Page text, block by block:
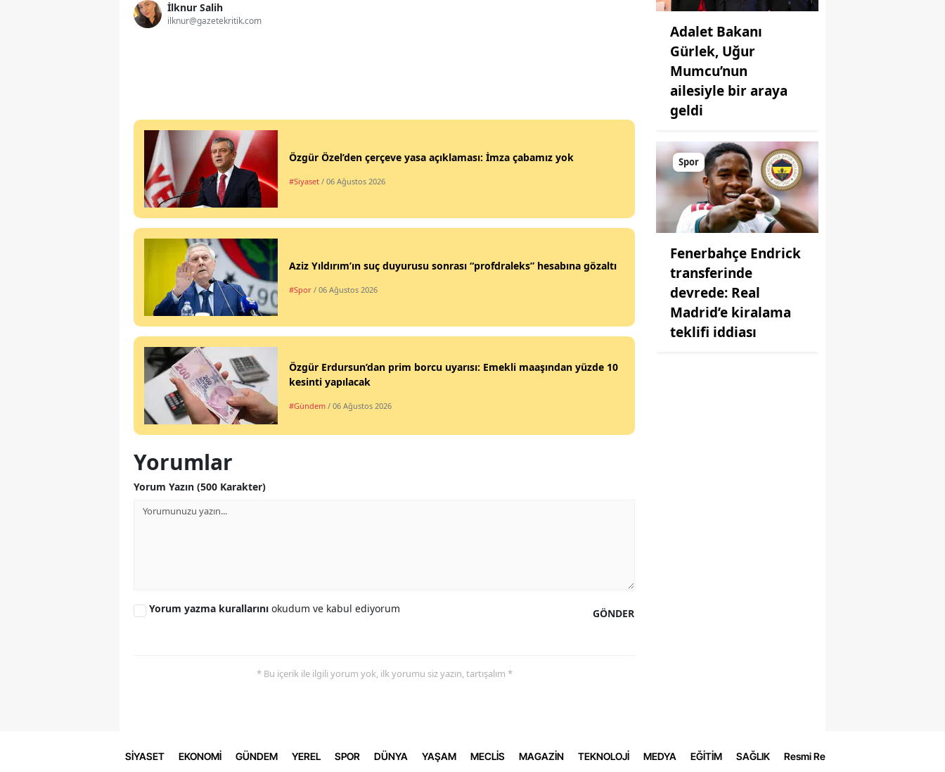
İlknur Salih
ilknur@gazetekritik.com
Özgür Özel’den çerçeve yasa açıklaması: İmza çabamız yok
#Siyaset / 06 Ağustos 2026
Aziz Yıldırım’ın suç duyurusu sonrası “profdraleks” hesabına gözaltı
#Spor / 06 Ağustos 2026
Özgür Erdursun’dan prim borcu uyarısı: Emekli maaşından yüzde 10
kesinti yapılacak
#Gündem / 06 Ağustos 2026
Yorumlar
Yorum Yazın (500 Karakter)
GÖNDER
Yorum yazma kurallarını okudum ve kabul ediyorum
* Bu içerik ile ilgili yorum yok, ilk yorumu siz yazın, tartışalım *
Adalet Bakanı
Gürlek, Uğur
Mumcu’nun
ailesiyle bir araya
geldi
Spor
Fenerbahçe Endrick
transferinde
devrede: Real
Madrid’e kiralama
teklifi iddiası
SİYASET EKONOMİ GÜNDEM YEREL SPOR DÜNYA YAŞAM MECLİS MAGAZİN TEKNOLOJİ MEDYA EĞİTİM SAĞLIK Resmi Reklamlar